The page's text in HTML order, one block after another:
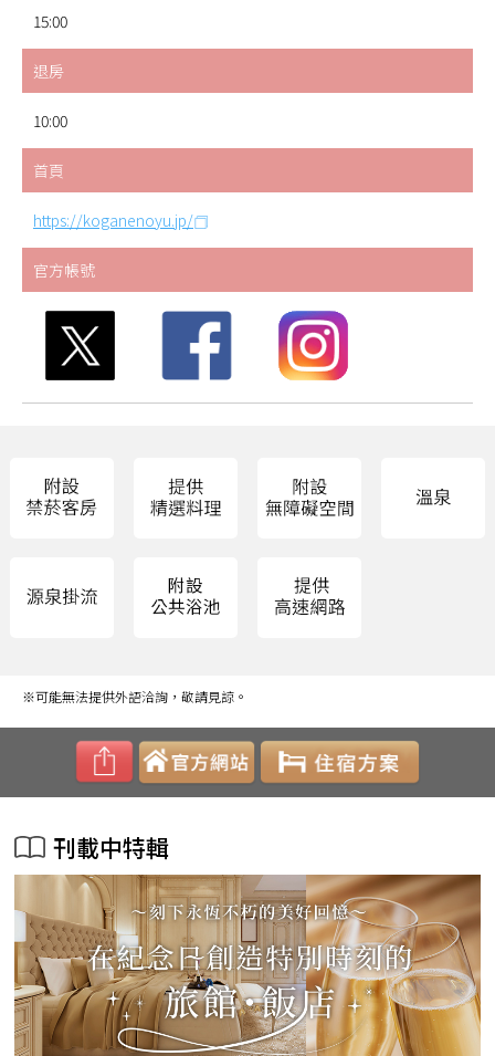
15:00
退房
10:00
首頁
https://koganenoyu.jp/
官方帳號
※可能無法提供外語洽詢，敬請見諒。
刊載中特輯